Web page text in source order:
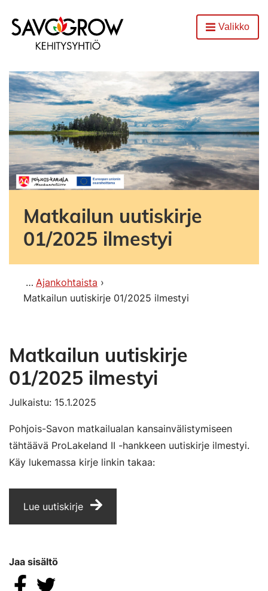
Etusivu
AvaaValikko
Matkailun uutiskirje
01/2025 ilmestyi
Ajankohtaista
Matkailun uutiskirje 01/2025 ilmestyi
Matkailun uutiskirje
01/2025 ilmestyi
Julkaistu: 15.1.2025
Pohjois-Savon matkailualan kansainvälistymiseen
tähtäävä ProLakeland II -hankkeen uutiskirje ilmestyi.
Käy lukemassa kirje linkin takaa:
Lue uutiskirje
Jaa sisältö